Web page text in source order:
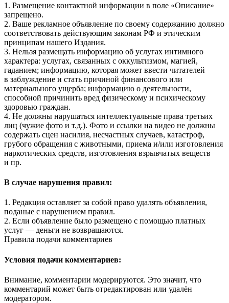
1. Размещение контактной информации в поле «Описание»
запрещено.
2. Ваше рекламное объявление по своему содержанию должно
соответствовать действующим законам РФ и этическим
принципам нашего Издания.
3. Нельзя размещать информацию об услугах интимного
характера: услугах, связанных с оккультизмом, магией,
гаданием; информацию, которая может ввести читателей
в заблуждение и стать причиной финансового или
материального ущерба; информацию о деятельности,
способной причинить вред физическому и психическому
здоровью граждан.
4. Не должны нарушаться интеллектуальные права третьих
лиц (чужие фото и т.д.). Фото и ссылки на видео не должны
содержать сцен насилия, несчастных случаев, катастроф,
грубого обращения с животными, приема и/или изготовления
наркотических средств, изготовления взрывчатых веществ
и пр.
В случае нарушения правил:
1. Редакция оставляет за собой право удалять объявления,
поданые с нарушением правил.
2. Если объявление было размещено с помощью платных
услуг — деньги не возвращаются.
Правила подачи комментариев
Условия подачи комментариев:
Внимание, комментарии модерируются. Это значит, что
комментарий может быть отредактирован или удалён
модератором.